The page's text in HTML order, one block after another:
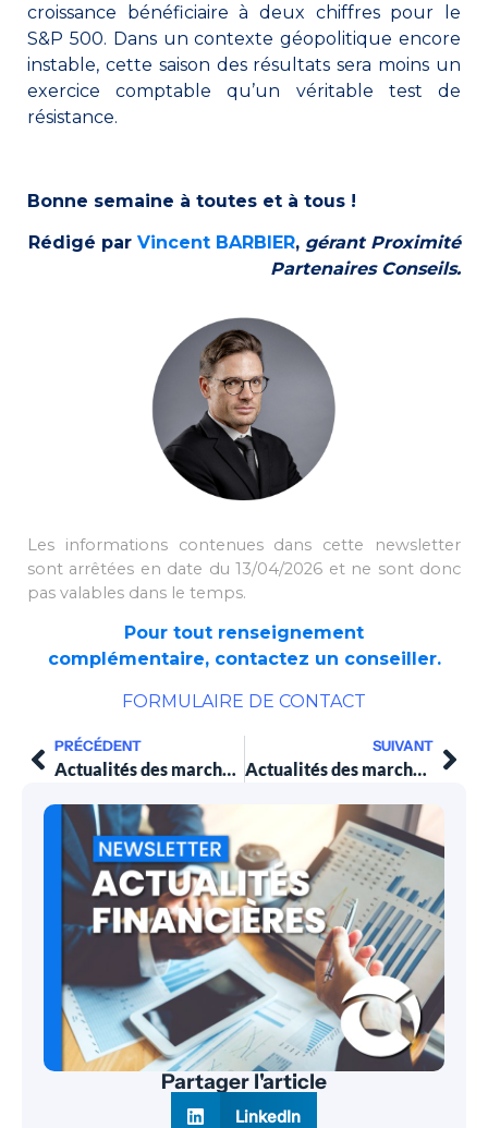
croissance bénéficiaire à deux chiffres pour le
S&P 500. Dans un contexte géopolitique encore
instable, cette saison des résultats sera moins un
exercice comptable qu’un véritable test de
résistance.
Bonne semaine à toutes et à tous !
Rédigé par Vincent BARBIER, gérant Proximité
Partenaires Conseils.
Les informations contenues dans cette newsletter
sont arrêtées en date du 13/04/2026 et ne sont donc
pas valables dans le temps.
Pour tout renseignement
complémentaire, contactez un conseiller.
FORMULAIRE DE CONTACT
PRÉCÉDENT
Actualités des marchés financiers au 30 mars 2026
SUIVANT
Actualités des marchés financiers au 20 avril 2026
Partager l'article
LinkedIn